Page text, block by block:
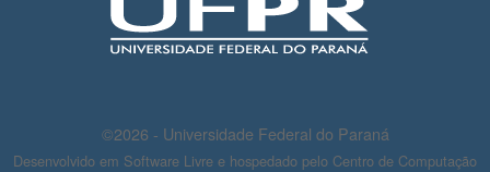
©2026 - Universidade Federal do Paraná
Desenvolvido em Software Livre e hospedado pelo Centro de Computação